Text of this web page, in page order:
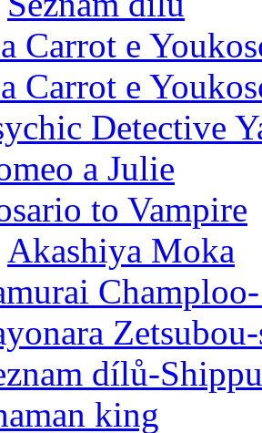
Carrot e
Carrot e
Detective
a Julie
to Vampire
Akashiya Moka
dílů-
king